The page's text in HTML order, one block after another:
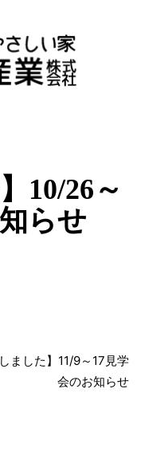
10/26～
らせ
しました】11/9～17見学
会のお知らせ